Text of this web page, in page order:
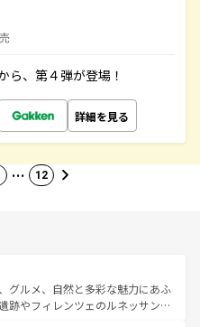
ら、第４弾が登場！
詳細を見る
… 12
グルメ、自然と多彩な魅力にあふ
跡やフィレンツェのルネッサンス